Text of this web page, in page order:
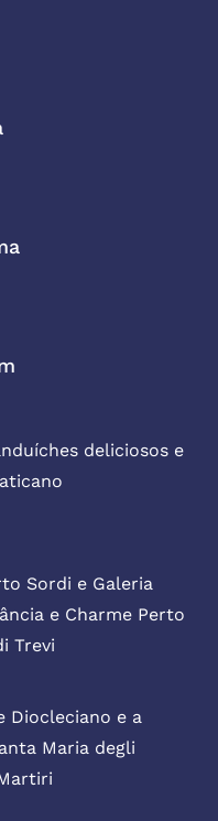
deliciosos e
Sordi e Galeria
e Charme Perto
Trevi
Diocleciano e a
Maria degli